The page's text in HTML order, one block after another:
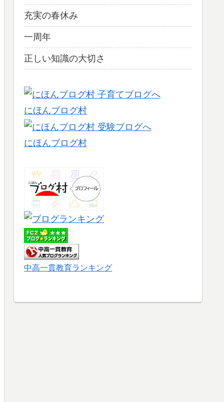
充実の春休み
一周年
正しい知識の大切さ
にほんブログ村
にほんブログ村
中高一貫教育ランキング